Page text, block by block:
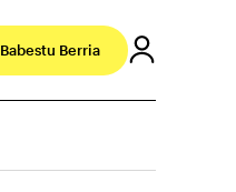
Babestu Berria